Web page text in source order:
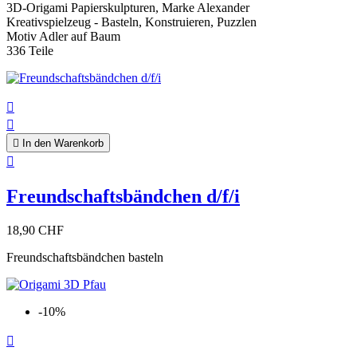
3D-Origami Papierskulpturen, Marke Alexander
Kreativspielzeug - Basteln, Konstruieren, Puzzlen
Motiv Adler auf Baum
336 Teile


 In den Warenkorb

Freundschaftsbändchen d/f/i
18,90 CHF
Freundschaftsbändchen basteln
-10%
